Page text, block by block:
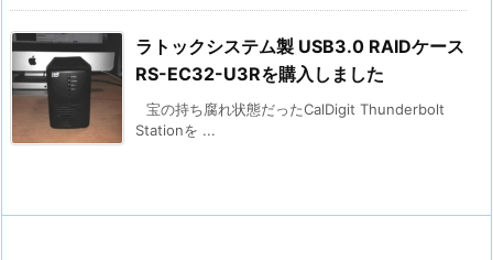
ラトックシステム製 USB3.0 RAIDケース
RS-EC32-U3Rを購入しました
宝の持ち腐れ状態だったCalDigit Thunderbolt
Stationを ...